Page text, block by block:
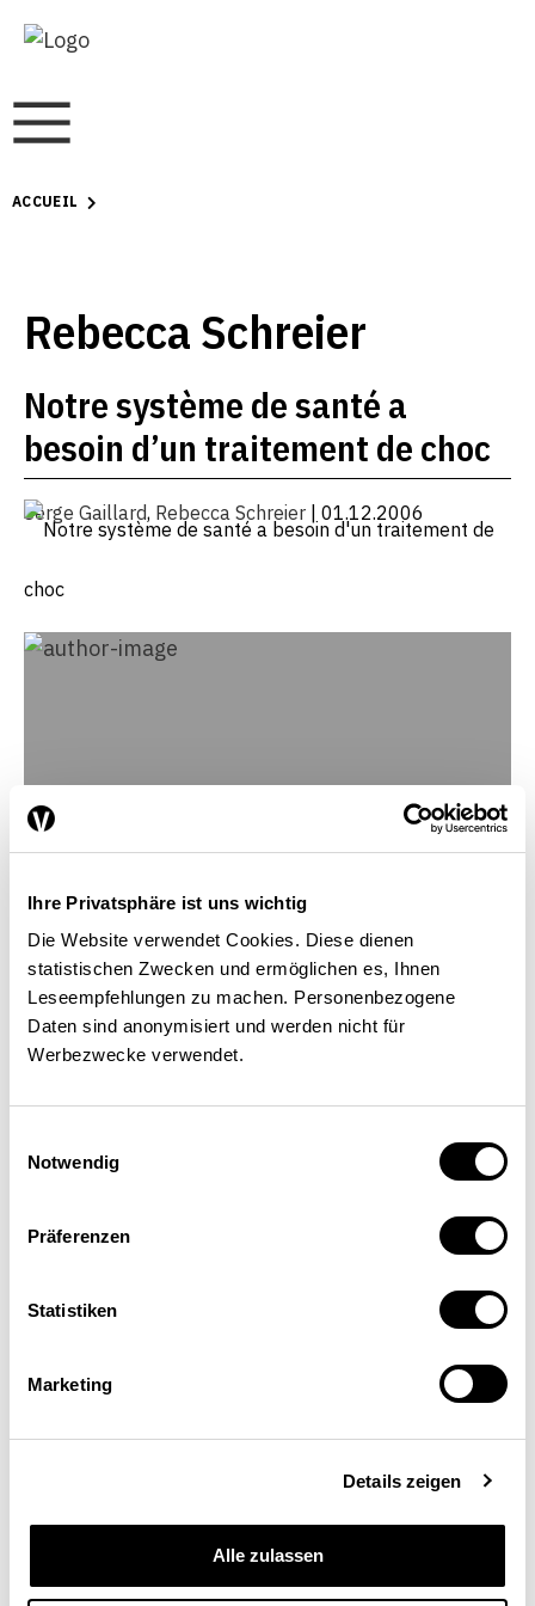
Ihre Privatsphäre ist uns wichtig
Die Website verwendet Cookies. Diese dienen
statistischen Zwecken und ermöglichen es, Ihnen
Leseempfehlungen zu machen. Personenbezogene
Daten sind anonymisiert und werden nicht für
Werbezwecke verwendet.
Notwendig
Präferenzen
Statistiken
Marketing
Details zeigen
Alle zulassen
ACCUEIL
Rebecca Schreier
Notre système de santé a
besoin d’un traitement de choc
Serge Gaillard, Rebecca Schreier | 01.12.2006
Rebecca Schreier
Union syndicale suisse (USS), Berne
Schweizerische
Confédération suisse
Confederazione Svizzera